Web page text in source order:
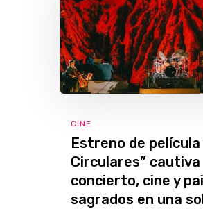
CINE
Estreno de película
Circulares” cautiva
concierto, cine y
sagrados en una